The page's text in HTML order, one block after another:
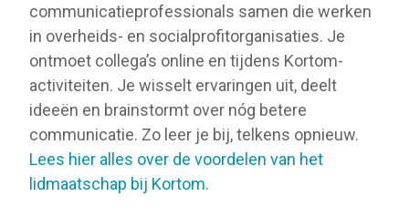
communicatieprofessionals samen die werken
in overheids- en socialprofitorganisaties. Je
ontmoet collega’s online en tijdens Kortom-
activiteiten. Je wisselt ervaringen uit, deelt
ideeën en brainstormt over nóg betere
communicatie. Zo leer je bij, telkens opnieuw.
Lees hier alles over de voordelen van het
lidmaatschap bij Kortom.